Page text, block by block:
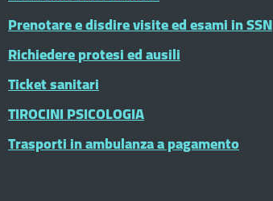
Prenotare e disdire visite ed esami in SSN
Richiedere protesi ed ausili
Ticket sanitari
TIROCINI PSICOLOGIA
Trasporti in ambulanza a pagamento